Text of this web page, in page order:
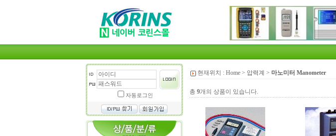
자동로그인
현재위치 : Home > 압력계 > 마노미터 Manometer
총 9개의 상품이 있습니다.